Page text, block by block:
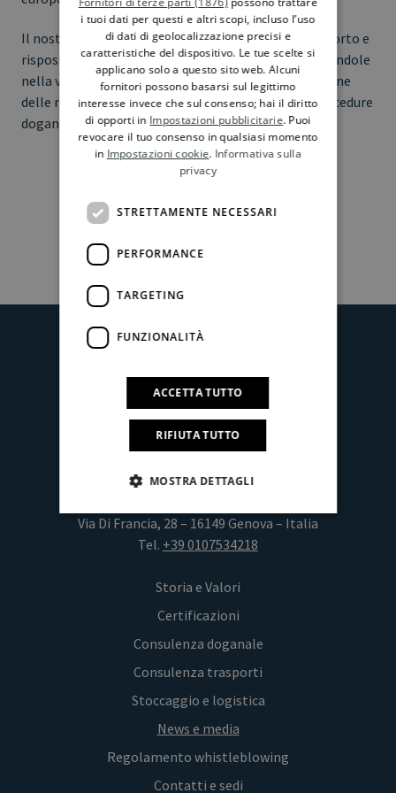
Il nostro team doganale è già pronto a fornire supporto e
risposte operative alle imprese interessate, affiancandole
nella valutazione degli impatti tariffari, nella gestione
delle regole di origine e nell’adeguamento delle procedure
doganali.
Manto Shipping & Consulting s.r.l.
P. IVA: 05313210824
Capitale sociale Eur 500.000,00 i.v.
Via Di Francia, 28 – 16149 Genova – Italia
Tel. +39 0107534218
Storia e Valori
Certificazioni
Consulenza doganale
Consulenza trasporti
Stoccaggio e logistica
News e media
Regolamento whistleblowing
Contatti e sedi
i tuoi dati per questi e altri scopi, incluso l’uso
di dati di geolocalizzazione precisi e
caratteristiche del dispositivo. Le tue scelte si
applicano solo a questo sito web. Alcuni
fornitori possono basarsi sul legittimo
interesse invece che sul consenso; hai il diritto
di opporti in Impostazioni pubblicitarie. Puoi
revocare il tuo consenso in qualsiasi momento
in Impostazioni cookie. Informativa sulla
privacy
STRETTAMENTE NECESSARI
PERFORMANCE
TARGETING
FUNZIONALITÀ
ACCETTA TUTTO
RIFIUTA TUTTO
MOSTRA DETTAGLI